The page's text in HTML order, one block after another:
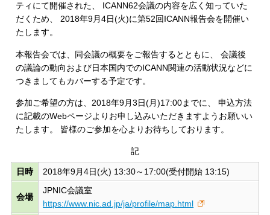
ティにて開催された、 ICANN62会議の内容を広く知っていた
だくため、 2018年9月4日(火)に第52回ICANN報告会を開催い
たします。
本報告会では、同会議の概要をご報告するとともに、 会議後
の議論の動向および日本国内でのICANN関連の活動状況などに
つきましてもカバーする予定です。
参加ご希望の方は、2018年9月3日(月)17:00までに、 申込方法
に記載のWebページよりお申し込みいただきますようお願いい
たします。 皆様のご参加を心よりお待ちしております。
記
日時 2018年9月4日(火) 13:30～17:00(受付開始 13:15)
会場
JPNIC会議室
https://www.nic.ad.jp/ja/profile/map.html